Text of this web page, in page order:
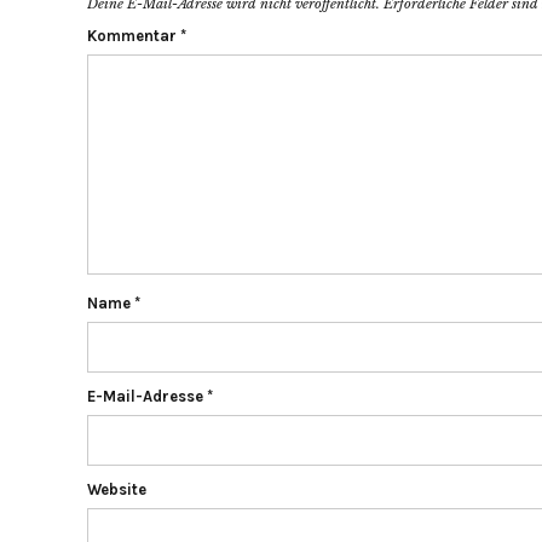
Deine E-Mail-Adresse wird nicht veröffentlicht. Erforderliche Felder
Kommentar *
Name *
E-Mail-Adresse *
Website